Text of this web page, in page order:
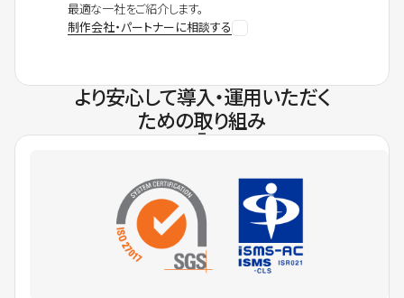
最適な一社をご紹介します。
制作会社・パートナーに相談する
より安心して導入・運用いただく
ための取り組み